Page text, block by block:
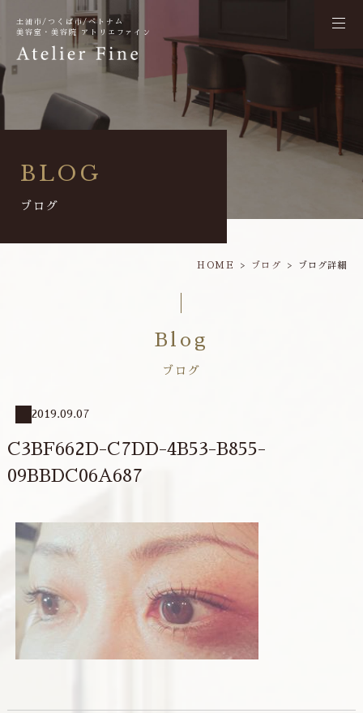
土浦市/つくば市/ベトナム
美容室・美容院 アトリエファイン
BLOG
ブログ
HOME ブログ ブログ詳細
Blog
ブログ
2019.09.07
C3BF662D-C7DD-4B53-B855-
09BBDC06A687